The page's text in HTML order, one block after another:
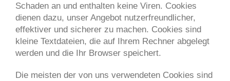
Schaden an und enthalten keine Viren. Cookies
dienen dazu, unser Angebot nutzerfreundlicher,
effektiver und sicherer zu machen. Cookies sind
kleine Textdateien, die auf Ihrem Rechner abgelegt
werden und die Ihr Browser speichert.
Die meisten der von uns verwendeten Cookies sind